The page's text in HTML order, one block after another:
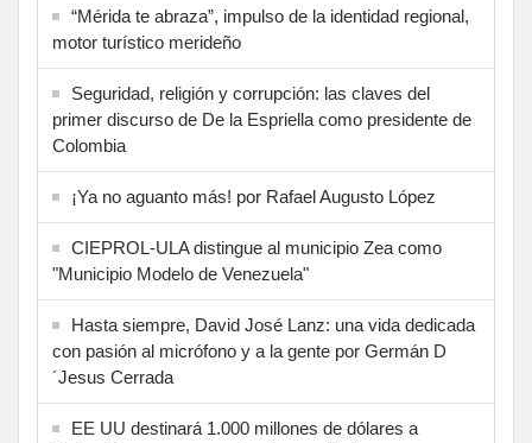
“Mérida te abraza”, impulso de la identidad regional,
motor turístico merideño
Seguridad, religión y corrupción: las claves del
primer discurso de De la Espriella como presidente de
Colombia
¡Ya no aguanto más! por Rafael Augusto López
CIEPROL-ULA distingue al municipio Zea como
"Municipio Modelo de Venezuela"
Hasta siempre, David José Lanz: una vida dedicada
con pasión al micrófono y a la gente por Germán D
´Jesus Cerrada
EE UU destinará 1.000 millones de dólares a